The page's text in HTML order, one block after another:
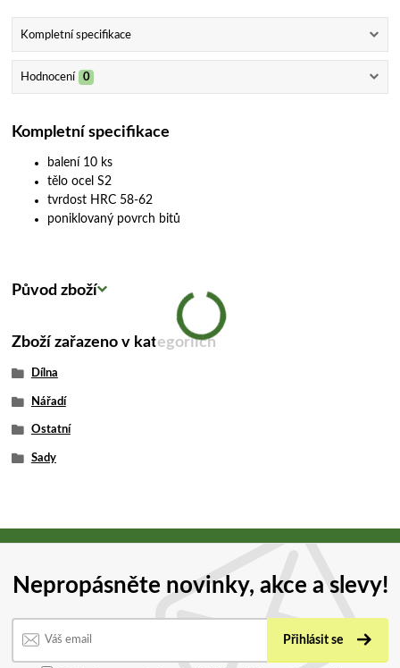
Kompletní specifikace
Hodnocení 0
Kompletní specifikace
balení 10 ks
tělo ocel S2
tvrdost HRC 58-62
poniklovaný povrch bitů
Původ zboží
Zboží zařazeno v kategoriích
Dílna
Nářadí
Ostatní
Sady
Nepropásněte novinky, akce a slevy!
Přihlásit se